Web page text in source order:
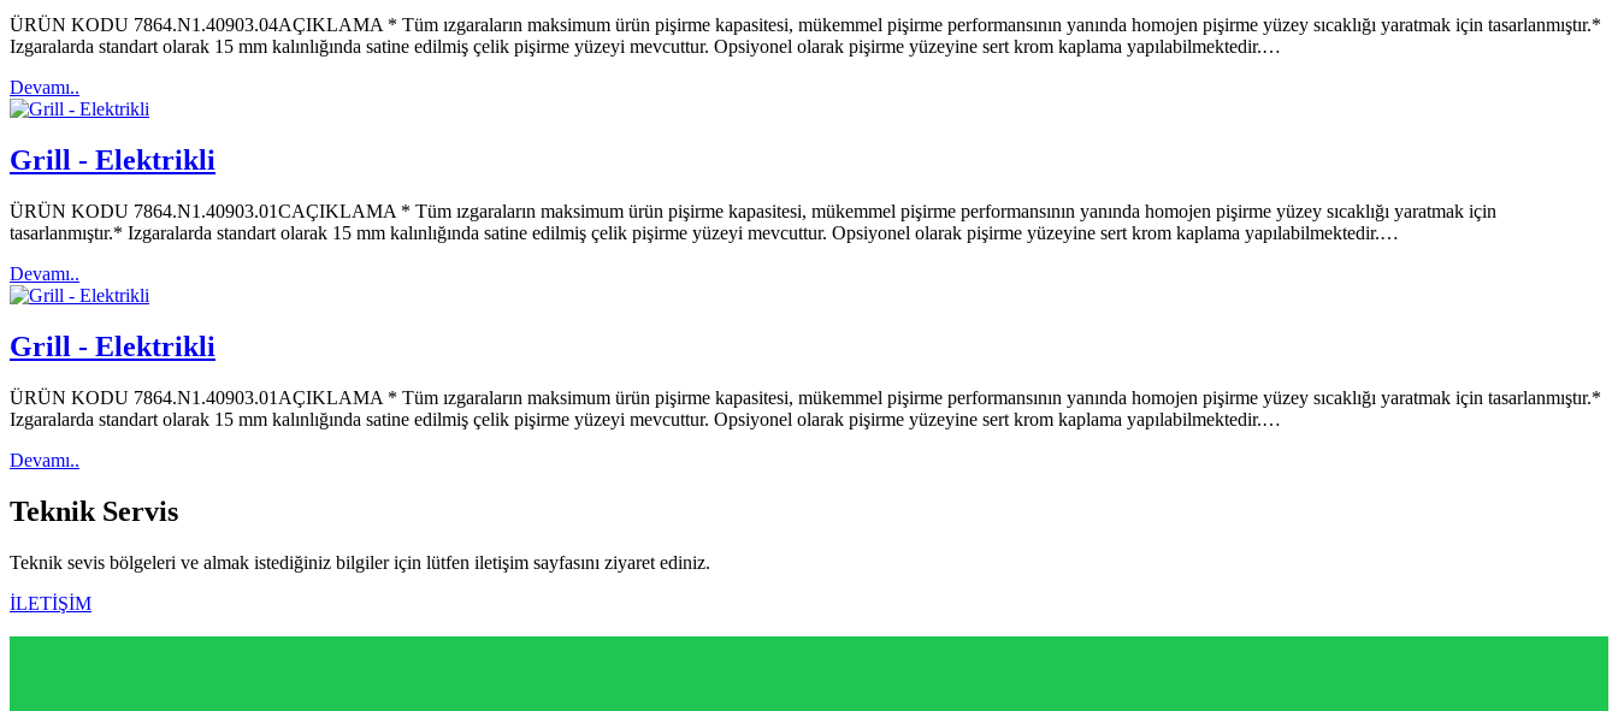
ÜRÜN KODU 7864.N1.40903.04AÇIKLAMA * Tüm ızgaraların maksimum ürün pişirme kapasitesi, mükemmel pişirme performansının yanında homojen pişirme yüzey sıcaklığı yaratmak için tasarlanmıştır.*
Izgaralarda standart olarak 15 mm kalınlığında satine edilmiş çelik pişirme yüzeyi mevcuttur. Opsiyonel olarak pişirme yüzeyine sert krom kaplama yapılabilmektedir.…
Devamı..
Grill - Elektrikli
ÜRÜN KODU 7864.N1.40903.01CAÇIKLAMA * Tüm ızgaraların maksimum ürün pişirme kapasitesi, mükemmel pişirme performansının yanında homojen pişirme yüzey sıcaklığı yaratmak için
tasarlanmıştır.* Izgaralarda standart olarak 15 mm kalınlığında satine edilmiş çelik pişirme yüzeyi mevcuttur. Opsiyonel olarak pişirme yüzeyine sert krom kaplama yapılabilmektedir.…
Devamı..
Grill - Elektrikli
ÜRÜN KODU 7864.N1.40903.01AÇIKLAMA * Tüm ızgaraların maksimum ürün pişirme kapasitesi, mükemmel pişirme performansının yanında homojen pişirme yüzey sıcaklığı yaratmak için tasarlanmıştır.*
Izgaralarda standart olarak 15 mm kalınlığında satine edilmiş çelik pişirme yüzeyi mevcuttur. Opsiyonel olarak pişirme yüzeyine sert krom kaplama yapılabilmektedir.…
Devamı..
Teknik Servis
Teknik sevis bölgeleri ve almak istediğiniz bilgiler için lütfen iletişim sayfasını ziyaret ediniz.
İLETİŞİM